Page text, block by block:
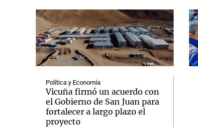
Política y Economía
Vicuña firmó un acuerdo con
el Gobierno de San Juan para
fortalecer a largo plazo el
proyecto
Notas